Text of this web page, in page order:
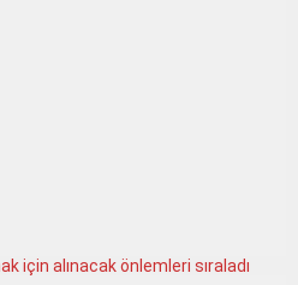
için alınacak önlemleri sıraladı